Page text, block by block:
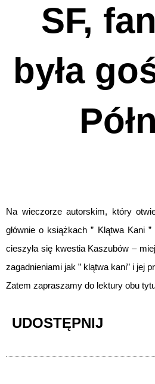
SF,
była
Na wieczorze autorskim, który
głównie o książkach ” Klątwa Kani
cieszyła się kwestia Kaszubów –
zagadnieniami jak ” klątwa kani” i jej
Zatem zapraszamy do lektury obu
UDOSTĘPNIJ